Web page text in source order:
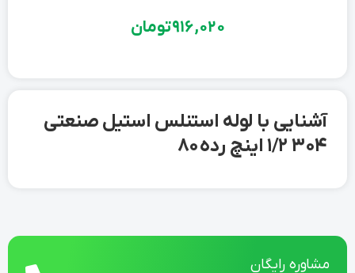
مشاوره رایگان
916,020تومان
آشنایی با لوله استنلس استیل صنعتی
304 1/2 اینچ رده 80